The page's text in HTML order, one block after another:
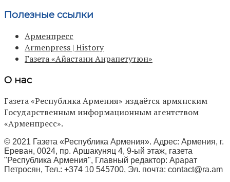
Полезные ссылки
Арменпресс
Armenpress | History
Газета «Айастани Анрапетутюн»
О нас
Газета «Республика Армения» издаётся армянским
Государственным информационным агентством
«Арменпресс».
© 2021 Газета «Республика Армения». Адрес: Армения, г.
Ереван, 0024, пр. Аршакуняц 4, 9-ый этаж, газета
"Республика Армения", Главный редактор: Арарат
Петросян, Тел.: +374 10 545700, Эл. почта: contact@ra.am